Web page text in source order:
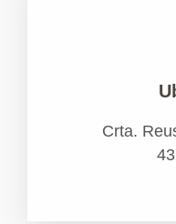
Crta.